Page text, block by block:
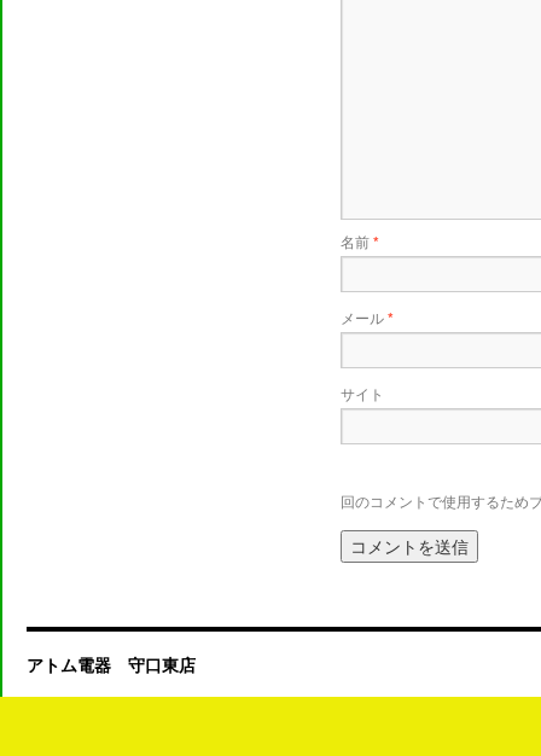
名前*
メール*
サイト
回のコメントで使用するため
アトム電器 守口東店